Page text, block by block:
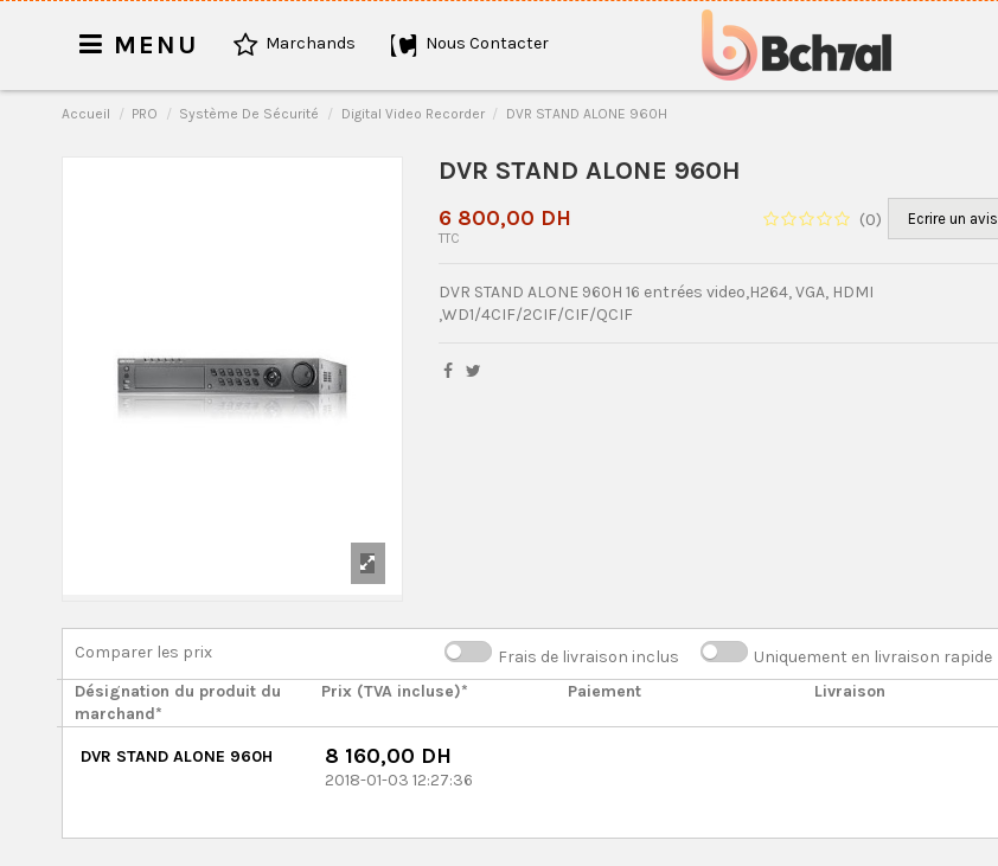
MENU Marchands Nous Contacter
Accueil PRO Système De Sécurité Digital Video Recorder DVR STAND ALONE 960H
DVR STAND ALONE 960H
(0) Ecrire un avis
6 800,00 DH
TTC
DVR STAND ALONE 960H 16 entrées video,H264, VGA, HDMI
,WD1/4CIF/2CIF/CIF/QCIF
Comparer les prix Frais de livraison inclus Uniquement en livraison rapide
Désignation du produit du
marchand*
Prix (TVA incluse)* Paiement Livraison
DVR STAND ALONE 960H 8 160,00 DH
2018-01-03 12:27:36